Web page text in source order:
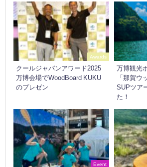
Awards
クールジャパンアワード2025
万博会場でWoodBoard KUKU
のプレゼン
万博観光
「那賀ウ
SUPツア
た！
Event